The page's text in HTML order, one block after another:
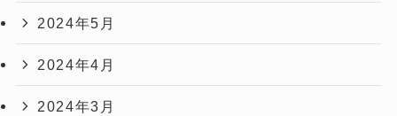
2024年5月
2024年4月
2024年3月